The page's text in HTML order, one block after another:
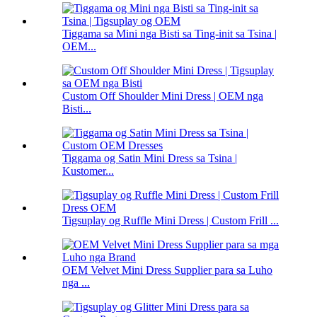
Tiggama sa Mini nga Bisti sa Ting-init sa Tsina |
OEM...
Custom Off Shoulder Mini Dress | OEM nga
Bisti...
Tiggama og Satin Mini Dress sa Tsina |
Kustomer...
Tigsuplay og Ruffle Mini Dress | Custom Frill ...
OEM Velvet Mini Dress Supplier para sa Luho
nga ...